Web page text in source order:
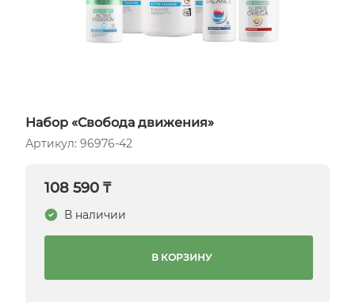
Набор «Свобода движения»
Артикул: 96976-42
108 590 ₸
В наличии
В КОРЗИНУ